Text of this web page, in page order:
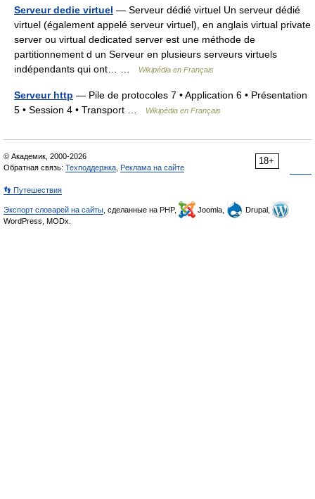
Serveur dedie virtuel — Serveur dédié virtuel Un serveur dédié
virtuel (également appelé serveur virtuel), en anglais virtual private
server ou virtual dedicated server est une méthode de
partitionnement d un Serveur en plusieurs serveurs virtuels
indépendants qui ont… …
Wikipédia en Français
Serveur http — Pile de protocoles 7 • Application 6 • Présentation
5 • Session 4 • Transport …
Wikipédia en Français
18+
© Академик, 2000-2026
Обратная связь: Техподдержка Реклама на сайте
👣 Путешествия
Экспорт словарей на сайты , сделанные на PHP, Joomla,
Drupal,
WordPress, MODx.